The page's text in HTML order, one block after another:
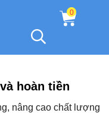
0
hoàn tiền
nâng cao chất lượng